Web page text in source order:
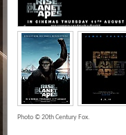
Photo © 20th Century Fox.